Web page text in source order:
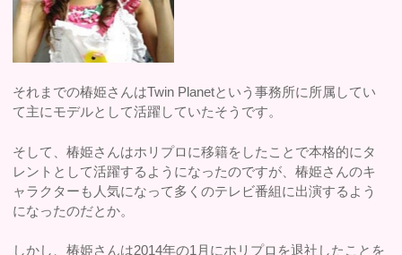
それまでの椿姫さんはTwin Planetという事務所に所属してい
て主にモデルとして活躍していたそうです。
そして、椿姫さんはホリプロに移籍をしたことで本格的にタ
レントとして活躍するようになったのですが、椿姫さんのキ
ャラクターも人気になって多くのテレビ番組に出演するよう
になったのだとか。
しかし、椿姫さんは2014年の1月にホリプロを退社したことを